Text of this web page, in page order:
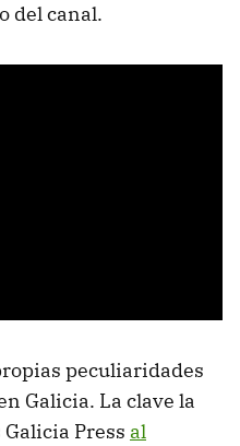
del canal.
peculiaridades
Galicia. La clave la
Press al